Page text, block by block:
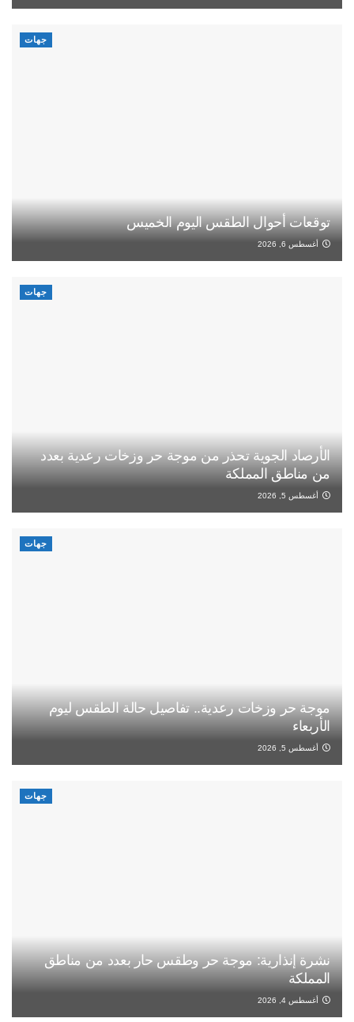
جهات
توقعات أحوال الطقس اليوم الخميس
أغسطس 6, 2026
جهات
الأرصاد الجوية تحذر من موجة حر وزخات رعدية بعدد
من مناطق المملكة
أغسطس 5, 2026
جهات
موجة حر وزخات رعدية.. تفاصيل حالة الطقس ليوم
الأربعاء
أغسطس 5, 2026
جهات
نشرة إنذارية: موجة حر وطقس حار بعدد من مناطق
المملكة
أغسطس 4, 2026